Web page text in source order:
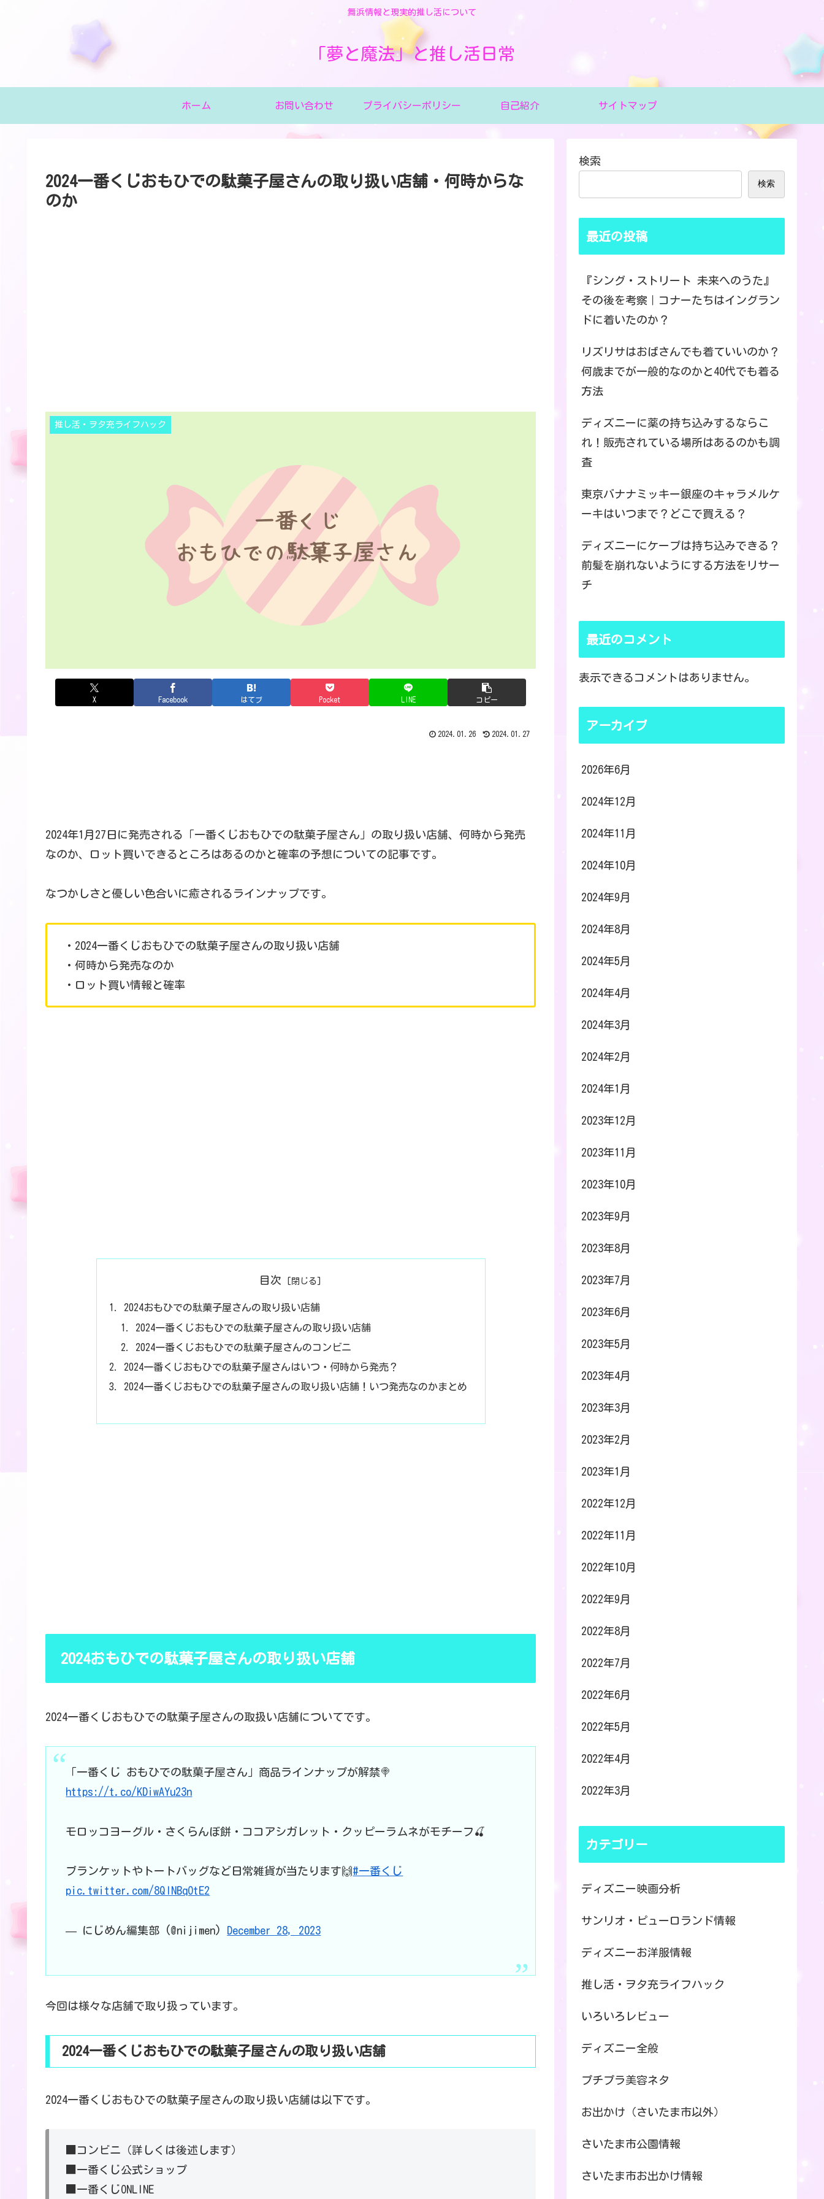
舞浜情報と現実的推し活について
「夢と魔法」と推し活日常
ホーム お問い合わせ プライバシーポリシー 自己紹介 サイトマップ
2024一番くじおもひでの駄菓子屋さんの取り扱い店舗・何時からな
のか
推し活・ヲタ充ライフハック
X Facebook はてブ Pocket LINE コピー
2024.01.26 2024.01.27
2024年1月27日に発売される「一番くじおもひでの駄菓子屋さん」の取り扱い店舗、何時から発売
なのか、ロット買いできるところはあるのかと確率の予想についての記事です。
なつかしさと優しい色合いに癒されるラインナップです。
・2024一番くじおもひでの駄菓子屋さんの取り扱い店舗
・何時から発売なのか
・ロット買い情報と確率
目次
2024おもひでの駄菓子屋さんの取り扱い店舗
2024一番くじおもひでの駄菓子屋さんの取り扱い店舗
2024一番くじおもひでの駄菓子屋さんのコンビニ
2024一番くじおもひでの駄菓子屋さんはいつ・何時から発売？
2024一番くじおもひでの駄菓子屋さんの取り扱い店舗！いつ発売なのかまとめ
2024おもひでの駄菓子屋さんの取り扱い店舗
2024一番くじおもひでの駄菓子屋さんの取扱い店舗についてです。
「一番くじ おもひでの駄菓子屋さん」商品ラインナップが解禁🍭
https://t.co/KDiwAYu23n
モロッコヨーグル・さくらんぼ餅・ココアシガレット・クッピーラムネがモチーフ🍒
ブランケットやトートバッグなど日常雑貨が当たります🙌#一番くじ
pic.twitter.com/8QlNBqOtE2
— にじめん編集部 (@nijimen) December 28, 2023
今回は様々な店舗で取り扱っています。
2024一番くじおもひでの駄菓子屋さんの取り扱い店舗
2024一番くじおもひでの駄菓子屋さんの取り扱い店舗は以下です。
■コンビニ（詳しくは後述します）
■一番くじ公式ショップ
■一番くじONLINE
検索
検索
最近の投稿
『シング・ストリート 未来へのうた』
その後を考察｜コナーたちはイングラン
ドに着いたのか？
リズリサはおばさんでも着ていいのか？
何歳までが一般的なのかと40代でも着る
方法
ディズニーに薬の持ち込みするならこ
れ！販売されている場所はあるのかも調
査
東京バナナミッキー銀座のキャラメルケ
ーキはいつまで？どこで買える？
ディズニーにケープは持ち込みできる？
前髪を崩れないようにする方法をリサー
チ
最近のコメント
表示できるコメントはありません。
アーカイブ
2026年6月
2024年12月
2024年11月
2024年10月
2024年9月
2024年8月
2024年5月
2024年4月
2024年3月
2024年2月
2024年1月
2023年12月
2023年11月
2023年10月
2023年9月
2023年8月
2023年7月
2023年6月
2023年5月
2023年4月
2023年3月
2023年2月
2023年1月
2022年12月
2022年11月
2022年10月
2022年9月
2022年8月
2022年7月
2022年6月
2022年5月
2022年4月
2022年3月
カテゴリー
ディズニー映画分析
サンリオ・ピューロランド情報
ディズニーお洋服情報
推し活・ヲタ充ライフハック
いろいろレビュー
ディズニー全般
プチプラ美容ネタ
お出かけ（さいたま市以外）
さいたま市公園情報
さいたま市お出かけ情報